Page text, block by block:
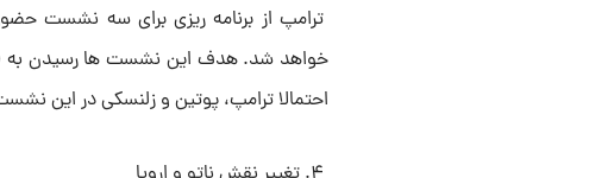
ترامپ از برنامه ریزی برای سه نشست
خواهد شد. هدف این نشست ها رسیدن به
احتمالا ترامپ، پوتین و زلنسکی در این